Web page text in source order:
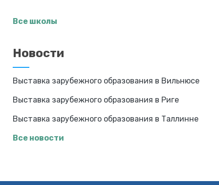
Все школы
Новости
Выставка зарубежного образования в Вильнюсе
Выставка зарубежного образования в Риге
Выставка зарубежного образования в Таллинне
Все новости